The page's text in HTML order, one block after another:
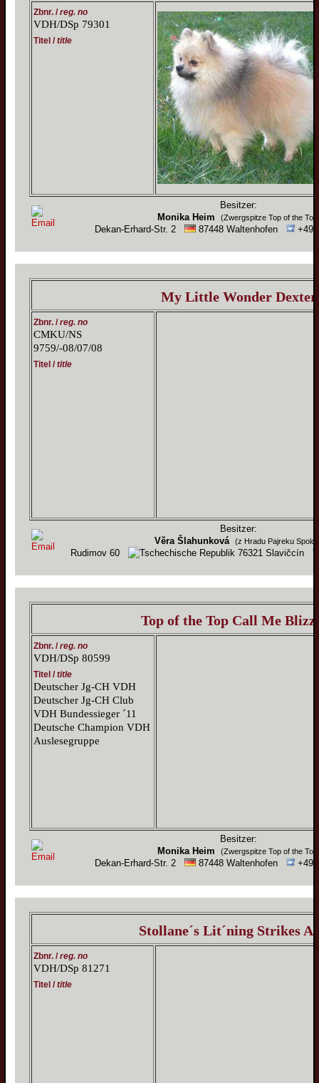
Zbnr. /reg. no
VDH/DSp 79301
Titel /title
Besitzer:
Monika Heim
(Zwergspitze Top of the
Dekan-Erhard-Str. 2 87448 Waltenhofen +49
My Little Wonder Dexter
Zbnr. /reg. no
CMKU/NS
9759/-08/07/08
Titel /title
Besitzer:
Věra Šlahunková
(z Hradu Pajreku
Rudimov 60 76321 Slavičcín
Top of the Top Call Me
Zbnr. /reg. no
VDH/DSp 80599
Titel /title
Deutscher Jg-CH VDH
Deutscher Jg-CH Club
VDH Bundessieger ´11
Deutsche Champion VDH
Auslesegruppe
Besitzer:
Monika Heim
(Zwergspitze Top of the
Dekan-Erhard-Str. 2 87448 Waltenhofen +49
Stollane´s Lit´ning Strikes
Zbnr. /reg. no
VDH/DSp 81271
Titel /title